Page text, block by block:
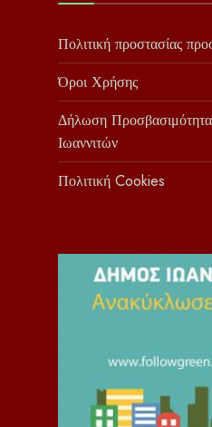
Πολιτική προστασίας
Όροι Χρήσης
Δήλωση
Ιωαννιτών
Πολιτική Cookies